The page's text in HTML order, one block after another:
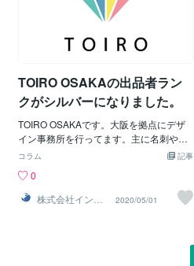
「直感」と「受容性」、そして「洗練」
を意味する色です。静かな輝き： 太陽の
ように強く主張するのではなく、月のよ
うに穏やかに、でも確かな存在感を放っ
今は「自分の内側の
ガ・レイ＝ヘビツカイシルバーの お誕生
日です！！！！！ ・・・とはいえ最初は
無理だと思いました(汗) 無口で感情表現
が少ないキャラですし 誕生日に悪墜ちバ
にもいきませんし。 しかし、よく考えて
みれば、 描いた【戦隊シルバー】それな
りに増えたはずだと思い出しました♥ 他
のカラーは「クロニクル」とか出来るほ
ど描いてますが 【戦隊シルバー】はまだ
少ないので【金銀+アバレキラー】で１回
ー】大集合はまだだったと気がつきまし
た！！！！！ というわけでこのメンバー
です♡♡♡♡♡ もちろんこの他にも女性
TOIRO OSAKAの出品者ラン
クがシルバーになりました。
TOIRO OSAKAです。大阪を拠点にデザ
イン事務所を行ってます。主に名刺やチ
ラシ、パンフレット、ロゴ、イラスト、
す。この度、TOIRO OSAKAの出品者ラ
ンクがシルバーになりました。2019年の
11月頃からサービスを開始し、半年が経
記事
コラム
0
株式会社インク
ルージョン
2020/05/01